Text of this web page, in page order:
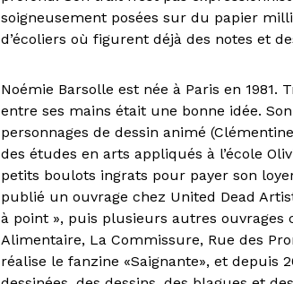
soigneusement posées sur du papier
d’écoliers où figurent déjà des notes et
Noémie Barsolle est née à Paris en
entre ses mains était une bonne idée.
personnages de dessin animé
des études en arts appliqués à l’école
petits boulots ingrats pour payer son
publié un ouvrage chez United Dead
à point », puis plusieurs autres ouvrages
Alimentaire, La Commissure, Rue des
réalise le fanzine «Saignante», et depuis